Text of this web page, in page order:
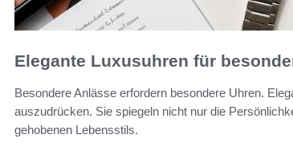
Elegante Luxusuhren für
Besondere Anlässe erfordern besondere Uhren.
auszudrücken. Sie spiegeln nicht nur die
gehobenen Lebensstils.